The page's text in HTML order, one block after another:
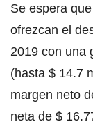
Se espera
ofrezcan el
2019 con una
(hasta $ 14.7
margen neto
neta de $